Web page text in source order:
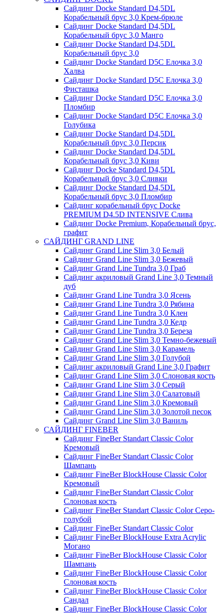
Сайдинг Docke Standard D4,5DL
Корабельный брус 3,0 Крем-брюле
Сайдинг Docke Standard D4,5DL
Корабельный брус 3,0 Манго
Сайдинг Docke Standard D4,5DL
Корабельный брус 3,0
Сайдинг Docke Standard D5C Елочка 3,0
Халва
Сайдинг Docke Standard D5C Елочка 3,0
Фисташка
Сайдинг Docke Standard D5C Елочка 3,0
Пломбир
Сайдинг Docke Standard D5C Елочка 3,0
Голубика
Сайдинг Docke Standard D4,5DL
Корабельный брус 3,0 Персик
Сайдинг Docke Standard D4,5DL
Корабельный брус 3,0 Киви
Сайдинг Docke Standard D4,5DL
Корабельный брус 3,0 Сливки
Сайдинг Docke Standard D4,5DL
Корабельный брус 3,0 Пломбир
Сайдинг корабельный брус Docke
PREMIUM D4.5D INTENSIVE Слива
Сайдинг Docke Premium, Корабельный брус,
графит
САЙДИНГ GRAND LINE
Сайдинг Grand Line Slim 3,0 Белый
Сайдинг Grand Line Slim 3,0 Бежевый
Сайдинг Grand Line Tundra 3,0 Граб
Сайдинг акриловый Grand Line 3,0 Темный
дуб
Сайдинг Grand Line Tundra 3,0 Ясень
Сайдинг Grand Line Tundra 3,0 Рябина
Сайдинг Grand Line Tundra 3,0 Клен
Сайдинг Grand Line Tundra 3,0 Кедр
Сайдинг Grand Line Tundra 3,0 Береза
Сайдинг Grand Line Slim 3,0 Темно-бежевый
Сайдинг Grand Line Slim 3,0 Карамель
Сайдинг Grand Line Slim 3,0 Голубой
Сайдинг акриловый Grand Line 3,0 Графит
Сайдинг Grand Line Slim 3,0 Слоновая кость
Сайдинг Grand Line Slim 3,0 Серый
Сайдинг Grand Line Slim 3,0 Салатовый
Сайдинг Grand Line Slim 3,0 Кремовый
Сайдинг Grand Line Slim 3,0 Золотой песок
Сайдинг Grand Line Slim 3,0 Ваниль
САЙДИНГ FINEBER
Сайдинг FineBer Standart Classic Color
Кремовый
Сайдинг FineBer Standart Classic Color
Шампань
Сайдинг FineBer BlockHouse Classic Color
Кремовый
Сайдинг FineBer Standart Classic Color
Слоновая кость
Сайдинг FineBer Standart Classic Color Серо-
голубой
Сайдинг FineBer Standart Classic Color
Сайдинг FineBer BlockHouse Extra Acrylic
Могано
Сайдинг FineBer BlockHouse Classic Color
Шампань
Сайдинг FineBer BlockHouse Classic Color
Слоновая кость
Сайдинг FineBer BlockHouse Classic Color
Сандал
Сайдинг FineBer BlockHouse Classic Color